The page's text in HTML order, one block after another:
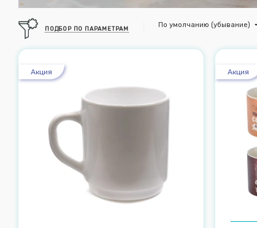
ПОДБОР ПО ПАРАМЕТРАМ По умолчанию (убывание)
Акция Акция